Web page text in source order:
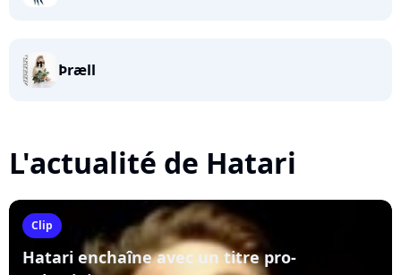
Þræll
L'actualité de Hatari
Clip
Hatari enchaîne avec un titre pro-